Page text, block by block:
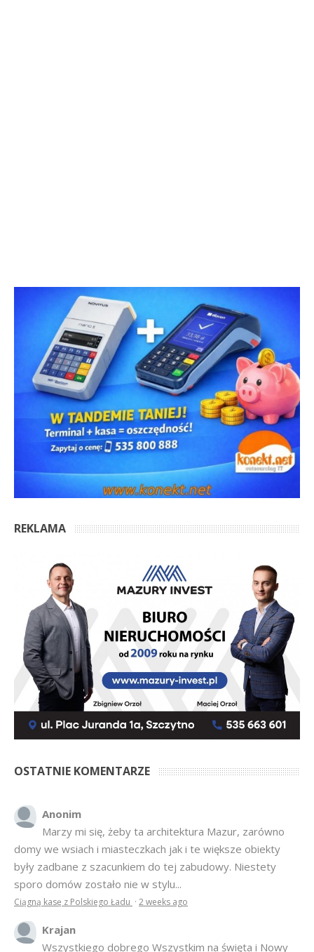
REKLAMA
OSTATNIE KOMENTARZE
Anonim
Marzy mi się, żeby ta architektura Mazur, zarówno
domy we wsiach i miasteczkach jak i te większe obiekty
były zadbane z szacunkiem do tej zabudowy. Niestety
sporo domów zostało nie w stylu...
Ciągną kasę z Polskiego Ładu · 2 weeks ago
Krajan
Wszystkiego dobrego Wszystkim na święta i Nowy